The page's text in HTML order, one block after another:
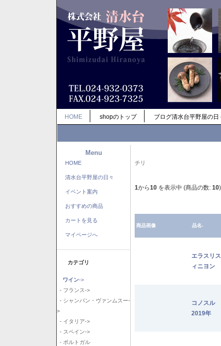
HOME shopのトップ ブログ清水台平野屋の日
Menu
HOME
清水台平野屋の日々
イベント案内
おすすめの商品
カートを見る
マイページへ
カテゴリ
ワイン->
- フランス->
- シャンパン・ヴァンムスー-
>
- イタリア->
- スペイン->
- ポルトガル
チリ
1から10 を表示中 (商品の数: 10)
商品画像 品名-
エラスリ
ィニヨン
コノスル
2019年